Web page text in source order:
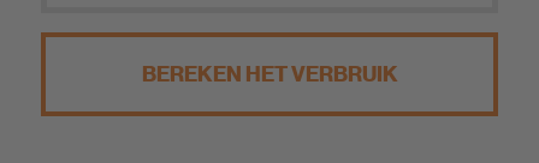
BEREKEN HET VERBRUIK